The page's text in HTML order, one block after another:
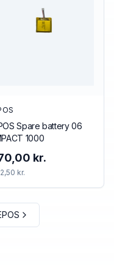
Spare battery 06
1000
kr.
kr.